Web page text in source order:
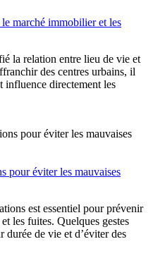
marché immobilier et les
la relation entre lieu de vie et
des centres urbains, il
influence directement les
pour éviter les mauvaises
est essentiel pour prévenir
les fuites. Quelques gestes
durée de vie et d’éviter des